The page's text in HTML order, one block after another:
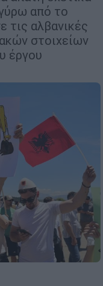
από το
τις αλβανικές
στοιχείων
έργου